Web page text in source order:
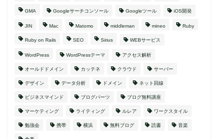
GMA Googleサーチコンソール Googleツール iOS開発
JIN Mac Matomo middleman mineo Ruby
Ruby on Rails SEO Sirius WEBサービス
WordPress WordPressテーマ アクセス解析
オールドドメイン カッテネ クラウド サーバー
デザイン データ分析 ドメイン ネット回線
ビジネスマインド ブログパーツ ブログ無料講座
マーケティング ライティング ルレア ワークスタイル
勉強会 携帯 横浜 無料ブログ 読書 音楽